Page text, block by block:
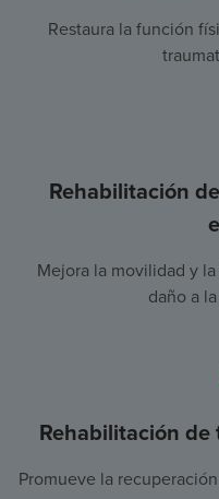
Restaura la función
Rehabilitación
Mejora la movilidad y
daño a
Rehabilitación
Promueve la